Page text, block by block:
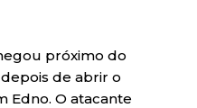
próximo do
de abrir o
Edno. O atacante